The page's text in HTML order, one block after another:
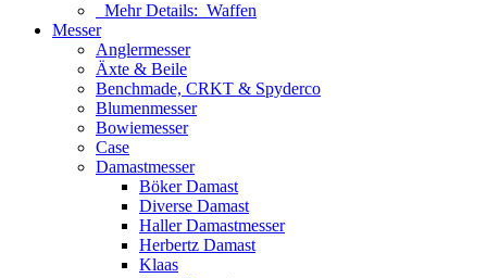
Mehr Details: Waffen
Messer
Anglermesser
Äxte & Beile
Benchmade, CRKT & Spyderco
Blumenmesser
Bowiemesser
Case
Damastmesser
Böker Damast
Diverse Damast
Haller Damastmesser
Herbertz Damast
Klaas